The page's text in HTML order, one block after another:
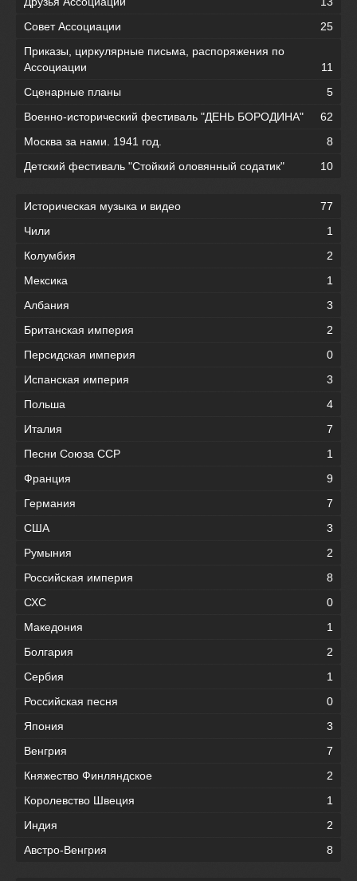
Совет Ассоциации
25
Приказы, циркулярные письма, распоряжения по
Ассоциации
11
Сценарные планы
5
Военно-исторический фестиваль "ДЕНЬ БОРОДИНА"
62
Москва за нами. 1941 год.
8
Детский фестиваль "Стойкий оловянный содатик"
10
Историческая музыка и видео
77
Чили
1
Колумбия
2
Мексика
1
Албания
3
Британская империя
2
Персидская империя
0
Испанская империя
3
Польша
4
Италия
7
Песни Союза ССР
1
Франция
9
Германия
7
США
3
Румыния
2
Российская империя
8
СХС
0
Македония
1
Болгария
2
Сербия
1
Российская песня
0
Япония
3
Венгрия
7
Княжество Финляндское
2
Королевство Швеция
1
Индия
2
Австро-Венгрия
8